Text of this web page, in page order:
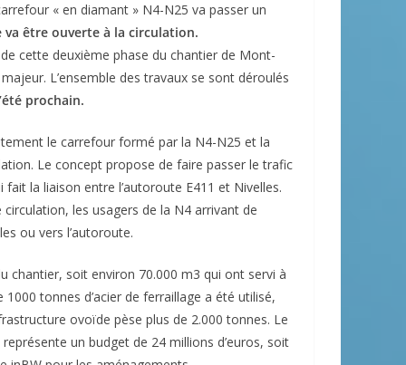
« en diamant » N4-N25 va passer un
va être ouverte à la circulation.
cette deuxième phase du chantier de Mont-
L’ensemble des travaux se sont déroulés
prochain.
le carrefour formé par la N4-N25 et la
Le concept propose de faire passer le trafic
la liaison entre l’autoroute E411 et Nivelles.
les usagers de la N4 arrivant de
ou vers l’autoroute.
chantier, soit environ 70.000 m3 qui ont servi à
tonnes d’acier de ferraillage a été utilisé,
ovoïde pèse plus de 2.000 tonnes. Le
un budget de 24 millions d’euros, soit